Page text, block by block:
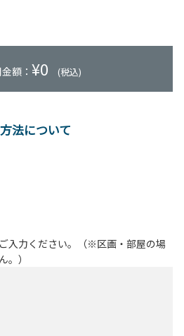
額： ¥0 (税込)
法について
入力ください。（※区画・部屋の場
）